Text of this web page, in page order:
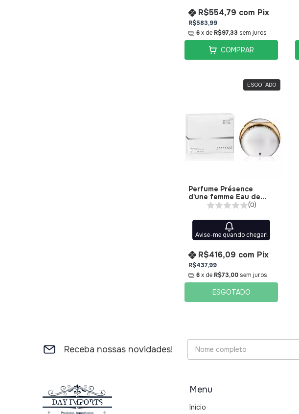
R$583,99
R$554,79 com Pix
6x de R$97,33 sem juros
COMPRAR
ESGOTADO
Perfume Présence
d'une femme Eau de
Toilette Montblanc
(0)
Avise-me quando chegar!
R$437,99
R$416,09 com Pix
6x de R$73,00 sem juros
ESGOTADO
Receba nossas novidades!
Menu
Início